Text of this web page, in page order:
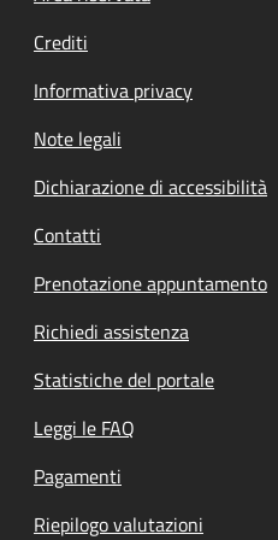
Crediti
Informativa privacy
Note legali
Dichiarazione di accessibilità
Contatti
Prenotazione appuntamento
Richiedi assistenza
Statistiche del portale
Leggi le FAQ
Pagamenti
Riepilogo valutazioni